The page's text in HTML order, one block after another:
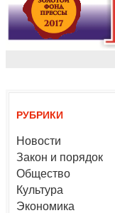
РУБРИКИ
Новости
Закон и порядок
Общество
Культура
Экономика